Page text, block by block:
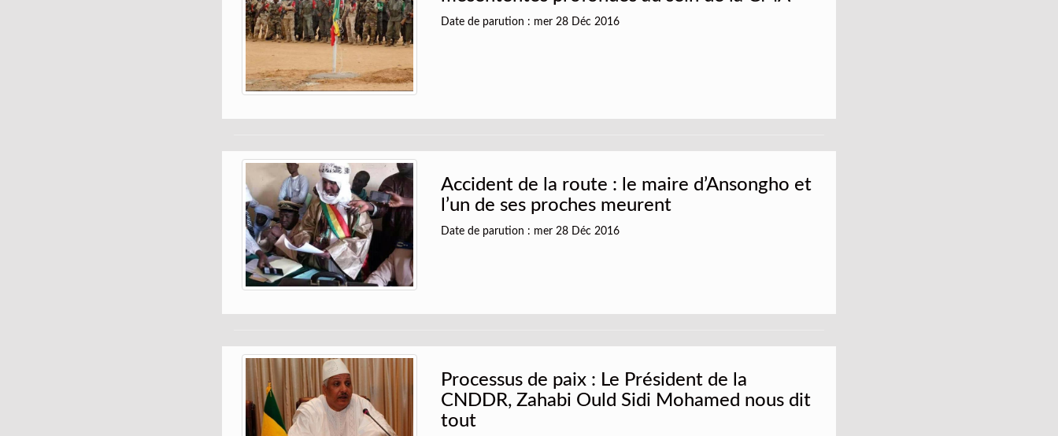
Date de parution : mer 28 Déc 2016
Accident de la route : le maire d’Ansongho et
l’un de ses proches meurent
Date de parution : mer 28 Déc 2016
Processus de paix : Le Président de la
CNDDR, Zahabi Ould Sidi Mohamed nous dit
tout